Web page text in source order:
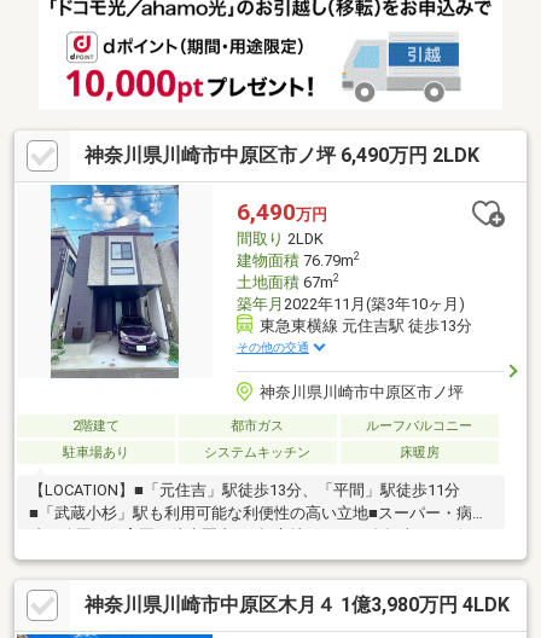
神奈川県川崎市中原区市ノ坪 6,490万円 2LDK
6,490万円
間取り 2LDK
建物面積76.79m2
土地面積67m2
築年月 2022年11月(築3年10ヶ月)
東急東横線 元住吉駅 徒歩13分
その他の交通
神奈川県川崎市中原区市ノ坪
2階建て 都市ガス
ルーフバルコニー
駐車場あり
システムキッチン 床暖房
【LOCATION】■「元住吉」駅徒歩13分、「平間」駅徒歩11分
■「武蔵小杉」駅も利用可能な利便性の高い立地■スーパー・病
院・公園・保育園が徒歩圏内■平坦立地につき、自転車やベビー
カーも快適に利用可能■落ち着いた住宅街で穏やかな暮らしを実
現【RESIDENCE】■2022年11月築の築浅戸建■勾配天井を採用し
た開放的な2階リビング■陽当たり・眺望良好なルーフバルコニー
付き■床暖房・食洗機・浄水器・浴室乾燥機など充実の設備■対面
神奈川県川崎市中原区木月４ 1億3,980万円 4LDK